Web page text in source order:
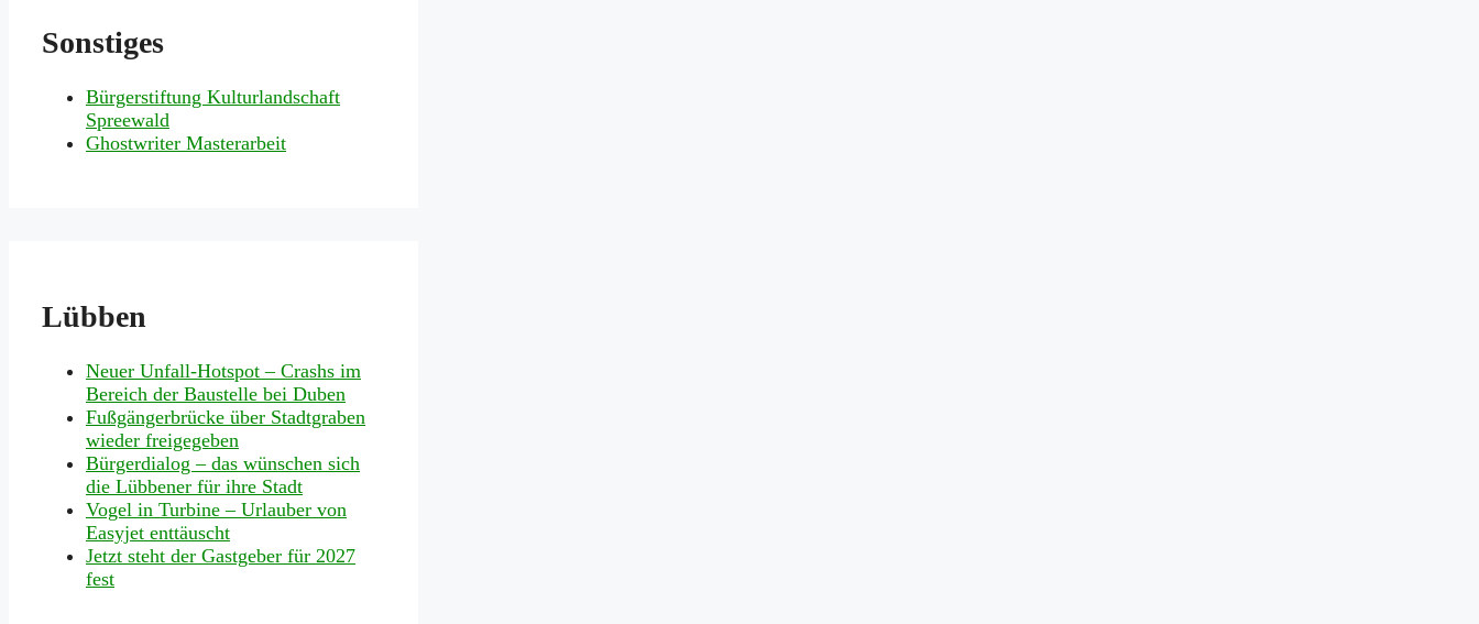
Sonstiges
Bürgerstiftung Kulturlandschaft
Spreewald
Ghostwriter Masterarbeit
Lübben
Neuer Unfall-Hotspot – Crashs im
Bereich der Baustelle bei Duben
Fußgängerbrücke über Stadtgraben
wieder freigegeben
Bürgerdialog – das wünschen sich
die Lübbener für ihre Stadt
Vogel in Turbine – Urlauber von
Easyjet enttäuscht
Jetzt steht der Gastgeber für 2027
fest